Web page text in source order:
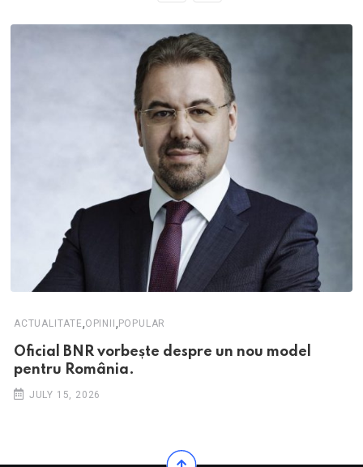
ACTUALITATE,OPINII , POPULAR
Oficial BNR vorbește despre un nou model
pentru România.
JULY 15, 2026